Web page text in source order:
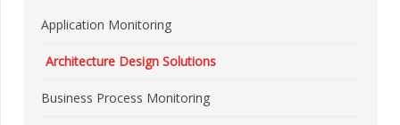
Application Monitoring
Architecture Design Solutions
Business Process Monitoring